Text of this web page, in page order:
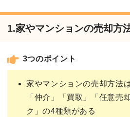
1.家やマンションの売却方
3つのポイント
家やマンションの売却方法
「仲介」「買取」「任意売
ク」の4種類がある